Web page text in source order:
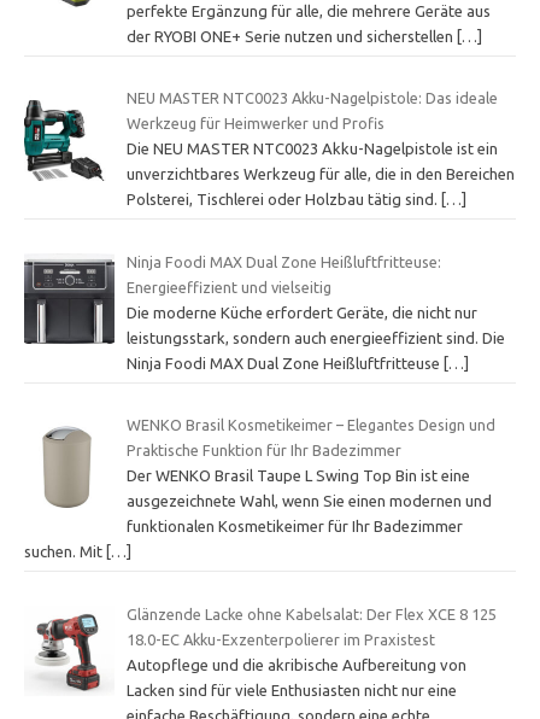
perfekte Ergänzung für alle, die mehrere Geräte aus
der RYOBI ONE+ Serie nutzen und sicherstellen […]
NEU MASTER NTC0023 Akku-Nagelpistole: Das ideale
Werkzeug für Heimwerker und Profis
Die NEU MASTER NTC0023 Akku-Nagelpistole ist ein
unverzichtbares Werkzeug für alle, die in den Bereichen
Polsterei, Tischlerei oder Holzbau tätig sind.
[…]
Ninja Foodi MAX Dual Zone Heißluftfritteuse:
Energieeffizient und vielseitig
Die moderne Küche erfordert Geräte, die nicht nur
leistungsstark, sondern auch energieeffizient sind. Die
Ninja Foodi MAX Dual Zone Heißluftfritteuse […]
WENKO Brasil Kosmetikeimer – Elegantes Design und
Praktische Funktion für Ihr Badezimmer
Der WENKO Brasil Taupe L Swing Top Bin ist eine
ausgezeichnete Wahl, wenn Sie einen modernen und
funktionalen Kosmetikeimer für Ihr Badezimmer
suchen. Mit […]
Glänzende Lacke ohne Kabelsalat: Der Flex XCE 8 125
18.0-EC Akku-Exzenterpolierer im Praxistest
Autopflege und die akribische Aufbereitung von
Lacken sind für viele Enthusiasten nicht nur eine
einfache Beschäftigung, sondern eine echte